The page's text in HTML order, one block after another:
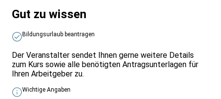
Gut zu wissen
Bildungsurlaub beantragen
Der Veranstalter sendet Ihnen gerne weitere Details
zum Kurs sowie alle benötigten Antragsunterlagen für
Ihren Arbeitgeber zu.
Wichtige Angaben